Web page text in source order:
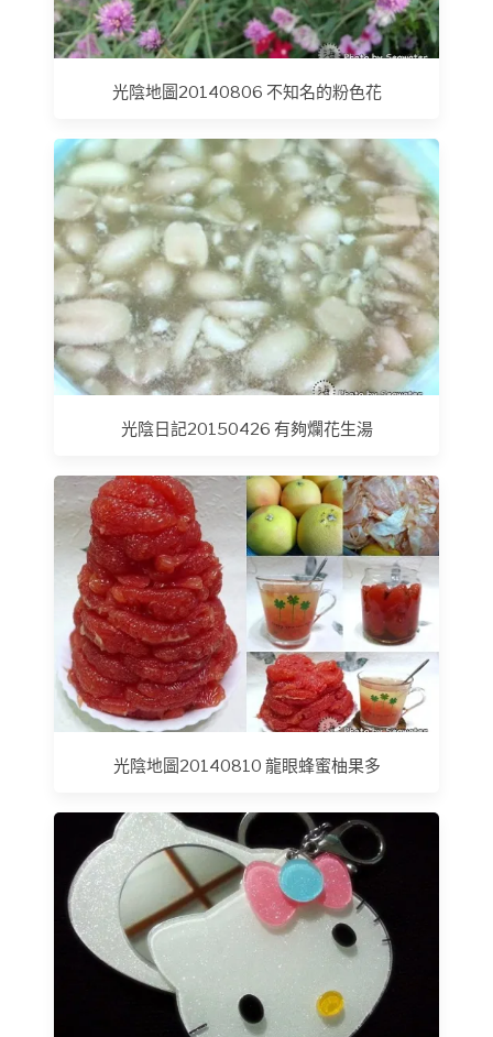
光陰地圖20140806 不知名的粉色花
光陰日記20150426 有夠爛花生湯
光陰地圖20140810 龍眼蜂蜜柚果多